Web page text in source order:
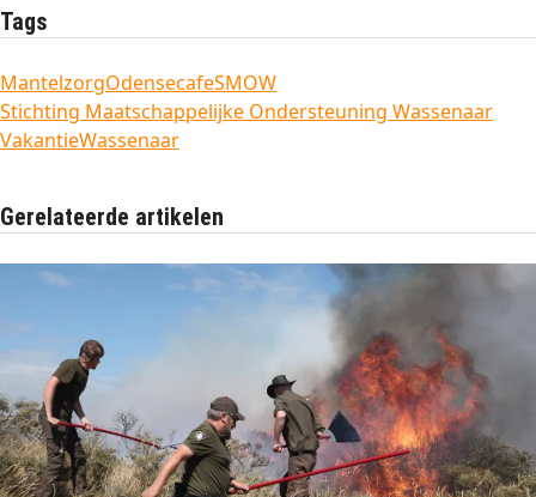
Tags
MantelzorgOdensecafeSMOW
Stichting Maatschappelijke Ondersteuning Wassenaar
VakantieWassenaar
Gerelateerde artikelen